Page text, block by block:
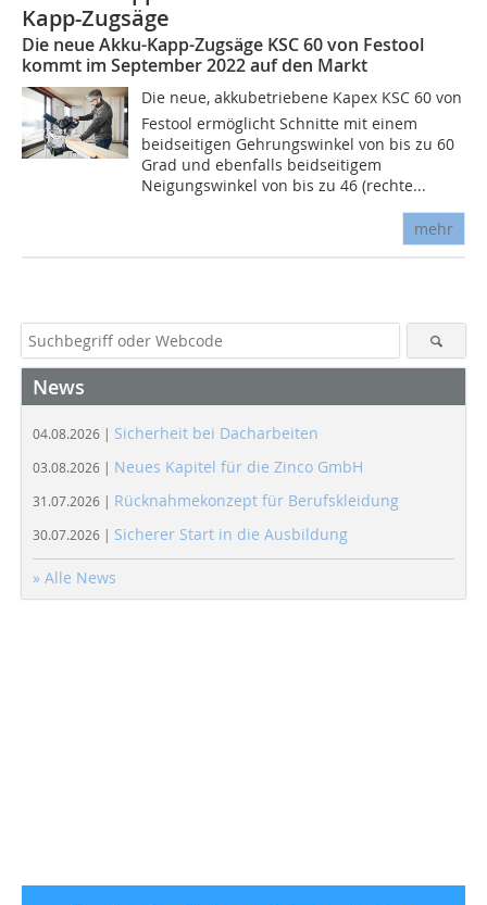
Kapp-Zugsäge
Die neue Akku-Kapp-Zugsäge KSC 60 von Festool
kommt im September 2022 auf den Markt
Die neue, akkubetriebene Kapex KSC 60 von
Festool ermöglicht Schnitte mit einem
beidseitigen Gehrungswinkel von bis zu 60
Grad und ebenfalls beidseitigem
Neigungswinkel von bis zu 46 (rechte...
mehr
News
04.08.2026 | Sicherheit bei Dacharbeiten
03.08.2026 | Neues Kapitel für die Zinco GmbH
31.07.2026 | Rücknahmekonzept für Berufskleidung
30.07.2026 | Sicherer Start in die Ausbildung
» Alle News